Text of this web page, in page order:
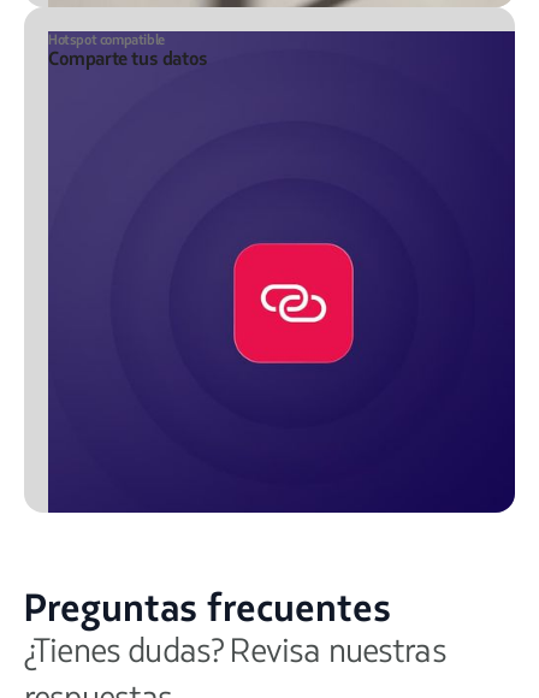
Hotspot compatible
Comparte tus datos
Preguntas frecuentes
¿Tienes dudas? Revisa nuestras